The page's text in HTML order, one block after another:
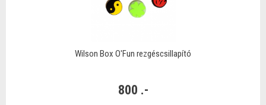
Wilson Box O'Fun rezgéscsillapító
800 .-